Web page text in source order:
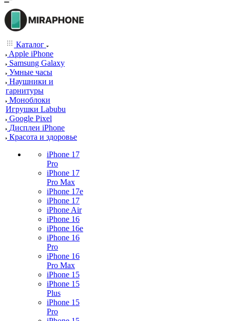
Каталог
Apple iPhone
Samsung Galaxy
Умные часы
Наушники и
гарнитуры
Моноблоки
Игрушки Labubu
Google Pixel
Дисплеи iPhone
Красота и здоровье
iPhone 17
Pro
iPhone 17
Pro Max
iPhone 17e
iPhone 17
iPhone Air
iPhone 16
iPhone 16e
iPhone 16
Pro
iPhone 16
Pro Max
iPhone 15
iPhone 15
Plus
iPhone 15
Pro